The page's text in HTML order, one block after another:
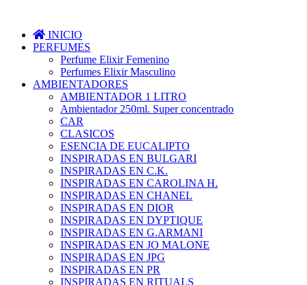
INICIO
PERFUMES
Perfume Elixir Femenino
Perfumes Elixir Masculino
AMBIENTADORES
AMBIENTADOR 1 LITRO
Ambientador 250ml. Super concentrado
CAR
CLASICOS
ESENCIA DE EUCALIPTO
INSPIRADAS EN BULGARI
INSPIRADAS EN C.K.
INSPIRADAS EN CAROLINA H.
INSPIRADAS EN CHANEL
INSPIRADAS EN DIOR
INSPIRADAS EN DYPTIQUE
INSPIRADAS EN G.ARMANI
INSPIRADAS EN JO MALONE
INSPIRADAS EN JPG
INSPIRADAS EN PR
INSPIRADAS EN RITUALS